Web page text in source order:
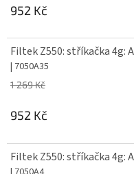
952 Kč
Filtek Z550: stříkačka 4g:
| 7050A35
1 269 Kč
952 Kč
Filtek Z550: stříkačka 4g: